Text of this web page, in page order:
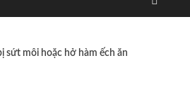
sứt môi hoặc hở hàm ếch ăn